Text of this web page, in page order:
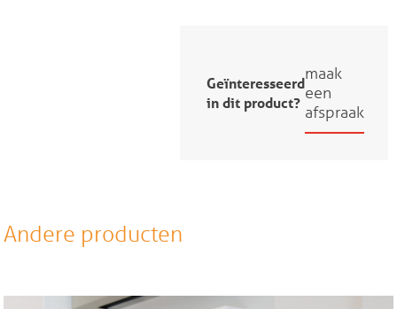
Geïnteresseerd
in dit product?
maak
een
afspraak
Andere producten